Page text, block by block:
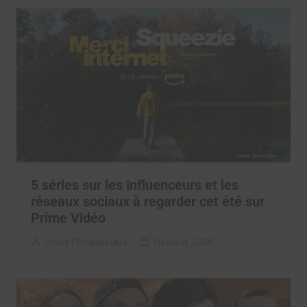
5 séries sur les influenceurs et les
réseaux sociaux à regarder cet été sur
Prime Vidéo